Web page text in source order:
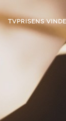
TVPRISENS